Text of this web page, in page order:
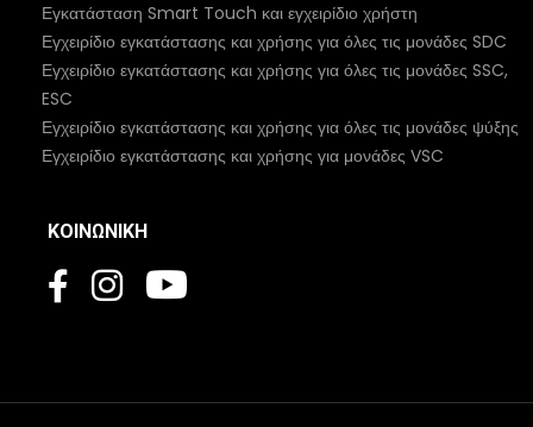
Εγκατάσταση Smart Touch και εγχειρίδιο χρήστη
Εγχειρίδιο εγκατάστασης και χρήσης για όλες τις μονάδες SDC
Εγχειρίδιο εγκατάστασης και χρήσης για όλες τις μονάδες SSC,
ESC
Εγχειρίδιο εγκατάστασης και χρήσης για όλες τις μονάδες ψύξης
Εγχειρίδιο εγκατάστασης και χρήσης για μονάδες VSC
ΚΟΙΝΩΝΙΚΉ